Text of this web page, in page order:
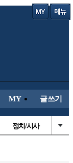
MY 글쓰기
정치/시사